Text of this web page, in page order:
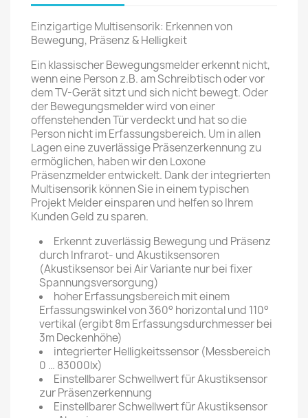
Einzigartige Multisensorik: Erkennen von
Bewegung, Präsenz & Helligkeit
Ein klassischer Bewegungsmelder erkennt nicht,
wenn eine Person z.B. am Schreibtisch oder vor
dem TV-Gerät sitzt und sich nicht bewegt. Oder
der Bewegungsmelder wird von einer
offenstehenden Tür verdeckt und hat so die
Person nicht im Erfassungsbereich. Um in allen
Lagen eine zuverlässige Präsenzerkennung zu
ermöglichen, haben wir den Loxone
Präsenzmelder entwickelt. Dank der integrierten
Multisensorik können Sie in einem typischen
Projekt Melder einsparen und helfen so Ihrem
Kunden Geld zu sparen.
Erkennt zuverlässig Bewegung und Präsenz
durch Infrarot- und Akustiksensoren
(Akustiksensor bei Air Variante nur bei fixer
Spannungsversorgung)
hoher Erfassungsbereich mit einem
Erfassungswinkel von 360° horizontal und 110°
vertikal (ergibt 8m Erfassungsdurchmesser bei
3m Deckenhöhe)
integrierter Helligkeitssensor (Messbereich
0 … 83000lx)
Einstellbarer Schwellwert für Akustiksensor
zur Präsenzerkennung
Einstellbarer Schwellwert für Akustiksensor